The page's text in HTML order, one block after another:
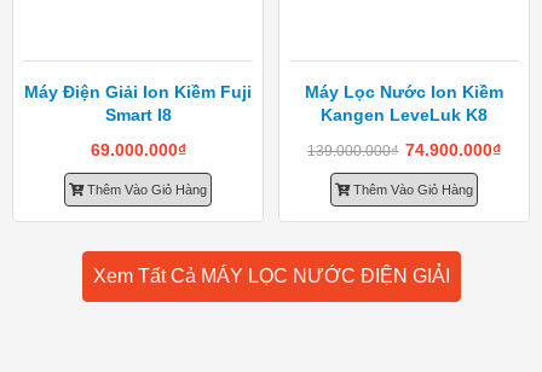
Máy Điện Giải Ion Kiềm Fuji
Smart I8
69.000.000₫
Thêm Vào Giỏ Hàng
Máy Lọc Nước Ion Kiềm
Kangen LeveLuk K8
139.000.000₫ 74.900.000₫
Thêm Vào Giỏ Hàng
Xem Tất Cả MÁY LỌC NƯỚC ĐIỆN GIẢI